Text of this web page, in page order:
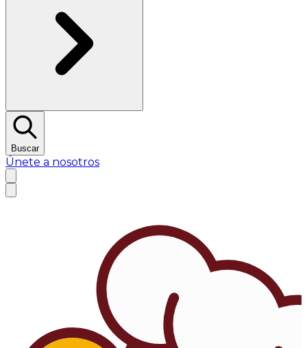
Buscar
Únete a nosotros